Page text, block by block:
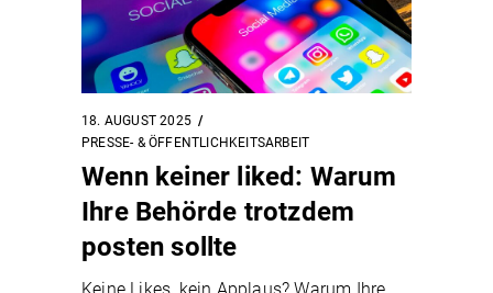
18. AUGUST 2025
PRESSE- & ÖFFENTLICHKEITSARBEIT
Wenn keiner liked: Warum
Ihre Behörde trotzdem
posten sollte